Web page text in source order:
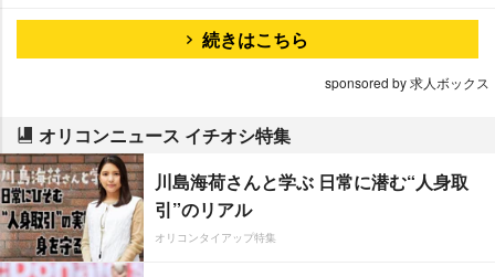
続きはこちら
sponsored by 求人ボックス
オリコンニュース イチオシ特集
川島海荷さんと学ぶ 日常に潜む“人身取
引”のリアル
オリコンタイアップ特集